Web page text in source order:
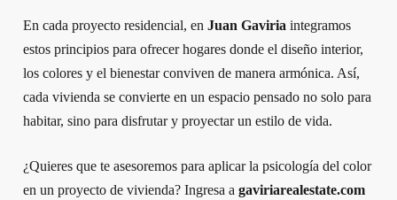
En cada proyecto residencial, en Juan Gaviria integramos
estos principios para ofrecer hogares donde el diseño interior,
los colores y el bienestar conviven de manera armónica. Así,
cada vivienda se convierte en un espacio pensado no solo para
habitar, sino para disfrutar y proyectar un estilo de vida.
¿Quieres que te asesoremos para aplicar la psicología del color
en un proyecto de vivienda? Ingresa a gaviriarealestate.com